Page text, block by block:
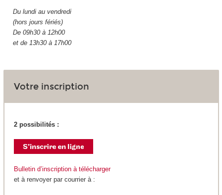
Du lundi au vendredi
(hors jours fériés)
De 09h30 à 12h00
et de 13h30 à 17h00
Votre inscription
2 possibilités :
Bulletin d’inscription à télécharger
et à renvoyer par courrier à :